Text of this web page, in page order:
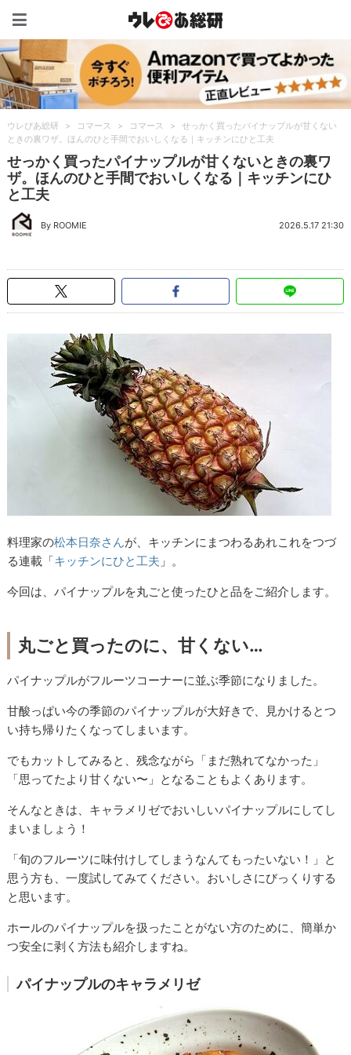
ウレぴあ総研 > コマース > コマース >
せっかく買ったパイナップルが甘くない
ときの裏ワザ。ほんのひと手間でおいしくなる｜キッチンにひと工夫
せっかく買ったパイナップルが甘くないときの裏ワ
ザ。ほんのひと手間でおいしくなる｜キッチンにひ
と工夫
By ROOMIE 2026.5.17 21:30
料理家の松本日奈さんが、キッチンにまつわるあれこれをつづ
る連載「キッチンにひと工夫 」。
今回は、パイナップルを丸ごと使ったひと品をご紹介します。
丸ごと買ったのに、甘くない…
パイナップルがフルーツコーナーに並ぶ季節になりました。
甘酸っぱい今の季節のパイナップルが大好きで、見かけるとつ
い持ち帰りたくなってしまいます。
でもカットしてみると、残念ながら「まだ熟れてなかった」
「思ってたより甘くない〜」となることもよくあります。
そんなときは、キャラメリゼでおいしいパイナップルにしてし
まいましょう！
「旬のフルーツに味付けしてしまうなんてもったいない！」と
思う方も、一度試してみてください。おいしさにびっくりする
と思います。
ホールのパイナップルを扱ったことがない方のために、簡単か
つ安全に剥く方法も紹介しますね。
パイナップルのキャラメリゼ